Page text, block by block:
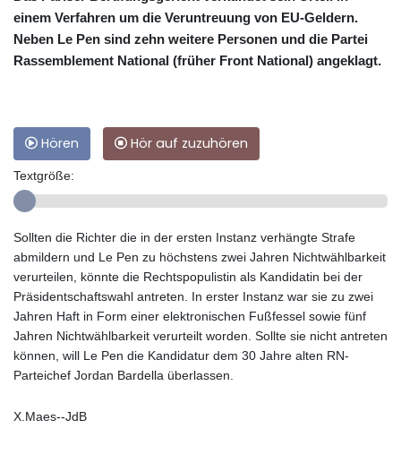
einem Verfahren um die Veruntreuung von EU-Geldern.
Neben Le Pen sind zehn weitere Personen und die Partei
Rassemblement National (früher Front National) angeklagt.
Hören Hör auf zuzuhören
Textgröße:
Sollten die Richter die in der ersten Instanz verhängte Strafe
abmildern und Le Pen zu höchstens zwei Jahren Nichtwählbarkeit
verurteilen, könnte die Rechtspopulistin als Kandidatin bei der
Präsidentschaftswahl antreten. In erster Instanz war sie zu zwei
Jahren Haft in Form einer elektronischen Fußfessel sowie fünf
Jahren Nichtwählbarkeit verurteilt worden. Sollte sie nicht antreten
können, will Le Pen die Kandidatur dem 30 Jahre alten RN-
Parteichef Jordan Bardella überlassen.
X.Maes--JdB